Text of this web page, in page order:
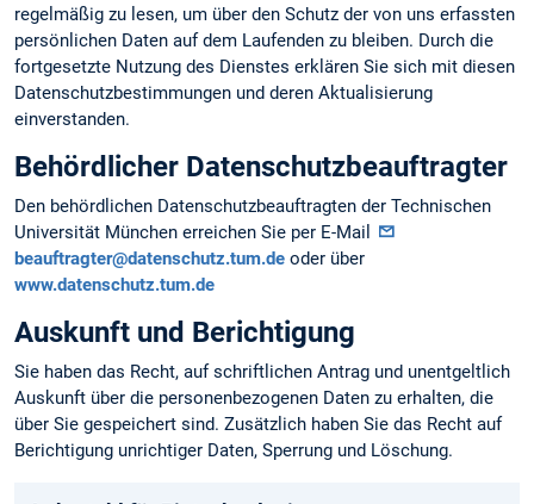
regelmäßig zu lesen, um über den Schutz der von uns erfassten
persönlichen Daten auf dem Laufenden zu bleiben. Durch die
fortgesetzte Nutzung des Dienstes erklären Sie sich mit diesen
Datenschutzbestimmungen und deren Aktualisierung
einverstanden.
Behördlicher Datenschutzbeauftragter
Den behördlichen Datenschutzbeauftragten der Technischen
Universität München erreichen Sie per E-Mail
beauftragter@datenschutz.tum.de oder über
www.datenschutz.tum.de
Auskunft und Berichtigung
Sie haben das Recht, auf schriftlichen Antrag und unentgeltlich
Auskunft über die personen­bezogenen Daten zu erhalten, die
über Sie gespeichert sind. Zusätzlich haben Sie das Recht auf
Berichtigung unrichtiger Daten, Sperrung und Löschung.